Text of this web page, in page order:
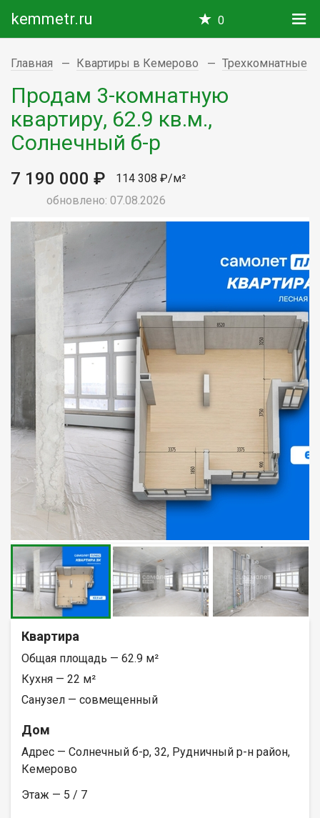
kemmetr.ru 0
Главная Квартиры в Кемерово Трехкомнатные
Продам 3-комнатную
квартиру, 62.9 кв.м.,
Солнечный б-р
7 190 000 ₽
114 308 ₽/м²
обновлено: 07.08.2026
Квартира
Общая площадь — 62.9 м²
Кухня — 22 м²
Санузел — совмещенный
Дом
Адрес — Солнечный б-р, 32, Рудничный р-н район,
Кемерово
Этаж — 5 / 7